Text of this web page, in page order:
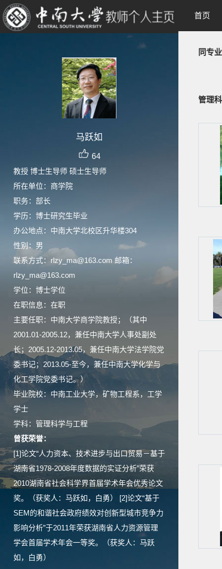
马跃如
64
教授 博士生导师 硕士生导师
所在单位：商学院
职务：部长
学历：博士研究生毕业
办公地点：中南大学北校区升华楼304
性别：男
联系方式：rlzy_ma@163.com 邮箱：
rlzy_ma@163.com
学位：博士学位
在职信息：在职
主要任职：中南大学商学院教授；（其中
2001.01-2005.12，兼任中南大学人事处副处
长；2005.12-2013.05，兼任中南大学法学院党
委书记；2013.05-至今，兼任中南大学化学与
化工学院党委书记。）
毕业院校：中南工业大学，矿物工程系，工学
学士
学科：管理科学与工程
曾获荣誉：
[1]论文“人力资本、技术进步与出口贸易－基于
湖南省1978-2008年度数据的实证分析”荣获
2010湖南省社会科学界首届学术年会优秀论文
奖。（获奖人：马跃如，白勇） [2]论文“基于
SEM的和谐社会政府绩效对创新型城市竞争力
影响分析”于2011年荣获湖南省人力资源管理
学会首届学术年会一等奖。（获奖人：马跃
如，白勇）
首页
同专
管理